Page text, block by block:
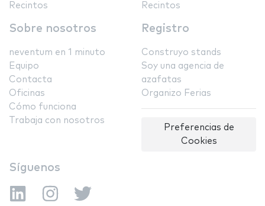
Recintos
Recintos
Sobre nosotros
neventum en 1 minuto
Equipo
Contacta
Oficinas
Cómo funciona
Trabaja con nosotros
Registro
Construyo stands
Soy una agencia de
azafatas
Organizo Ferias
Preferencias de
Cookies
Síguenos